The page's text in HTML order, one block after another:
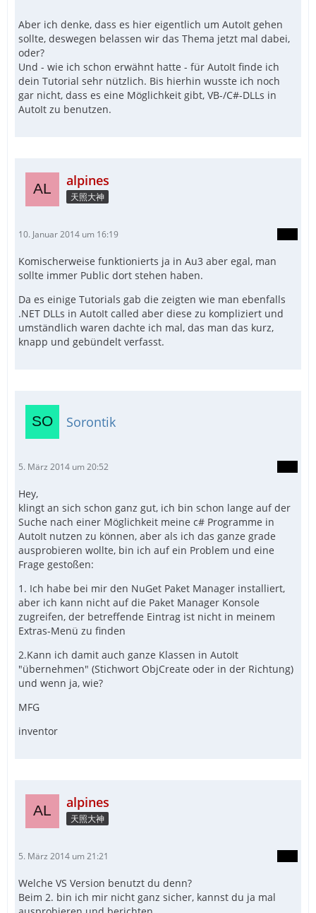
Aber ich denke, dass es hier eigentlich um AutoIt gehen
sollte, deswegen belassen wir das Thema jetzt mal dabei,
oder?
Und - wie ich schon erwähnt hatte - für AutoIt finde ich
dein Tutorial sehr nützlich. Bis hierhin wusste ich noch
gar nicht, dass es eine Möglichkeit gibt, VB-/C#-DLLs in
AutoIt zu benutzen.
alpines
天照大神
10. Januar 2014 um 16:19
Komischerweise funktionierts ja in Au3 aber egal, man
sollte immer Public dort stehen haben.
Da es einige Tutorials gab die zeigten wie man ebenfalls
.NET DLLs in AutoIt called aber diese zu kompliziert und
umständlich waren dachte ich mal, das man das kurz,
knapp und gebündelt verfasst.
Sorontik
5. März 2014 um 20:52
Hey,
klingt an sich schon ganz gut, ich bin schon lange auf der
Suche nach einer Möglichkeit meine c# Programme in
AutoIt nutzen zu können, aber als ich das ganze grade
ausprobieren wollte, bin ich auf ein Problem und eine
Frage gestoßen:
1. Ich habe bei mir den NuGet Paket Manager installiert,
aber ich kann nicht auf die Paket Manager Konsole
zugreifen, der betreffende Eintrag ist nicht in meinem
Extras-Menü zu finden
2.Kann ich damit auch ganze Klassen in AutoIt
"übernehmen" (Stichwort ObjCreate oder in der Richtung)
und wenn ja, wie?
MFG
inventor
alpines
天照大神
5. März 2014 um 21:21
Welche VS Version benutzt du denn?
Beim 2. bin ich mir nicht ganz sicher, kannst du ja mal